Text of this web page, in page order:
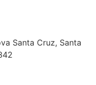
Santa Cruz, Santa